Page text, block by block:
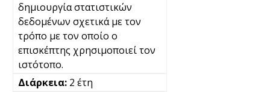
δημιουργία στατιστικών
δεδομένων σχετικά με τον
τρόπο με τον οποίο ο
επισκέπτης χρησιμοποιεί τον
ιστότοπο.
2 έτη